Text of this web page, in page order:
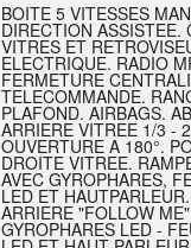
BOITE 5 VITESSES
DIRECTION ASSISTEE.
VITRES ET
ELECTRIQUE. RADIO
FERMETURE
TELECOMMANDE.
PLAFOND. AIRBAGS.
ARRIERE VITREE 1/3 -
OUVERTURE A 180°.
DROITE VITREE.
AVEC GYROPHARES,
LED ET
ARRIERE "FOLLOW
GYROPHARES LED -